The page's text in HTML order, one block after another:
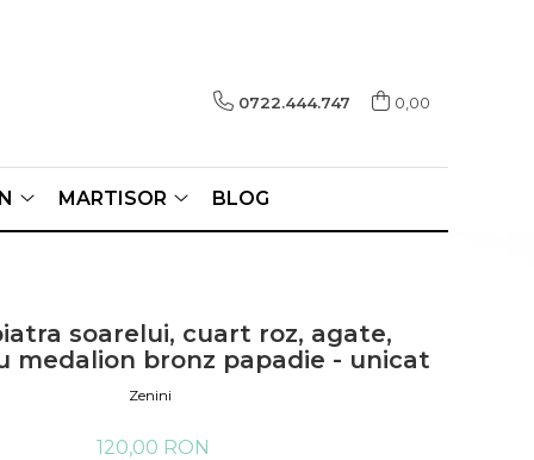
0722.444.747 0,00
MARTISOR BLOG
soarelui, cuart roz, agate,
medalion bronz papadie - unicat
Zenini
120,00 RON